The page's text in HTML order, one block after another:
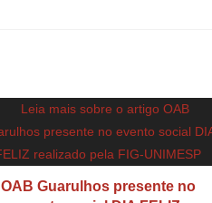
OAB Guarulhos presente no